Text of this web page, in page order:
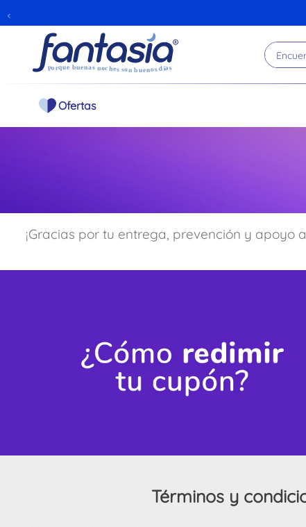
Ofertas
¡Gracias por tu entrega, prevención y apoyo
Términos y